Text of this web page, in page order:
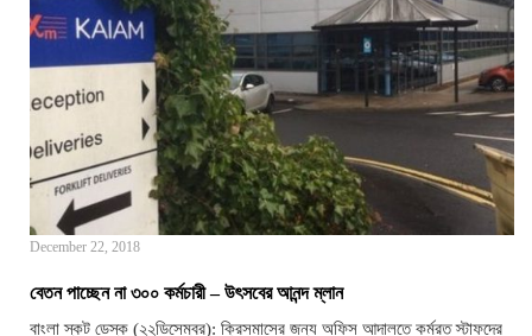
December 22, 2018
বেতন পাচ্ছেন না ৩০০ কর্মচারী – উৎসবের আনন্দ ম্লান
বাংলা স্কট ডেস্ক (২২ডিসেম্বর): ক্রিসমাসের জন্য অফিস আদালতে কর্মরত স্টাফদের